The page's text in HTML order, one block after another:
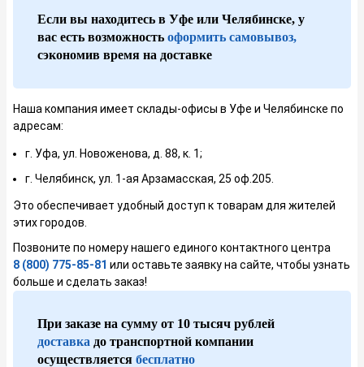
Наши усилия направлены не только на
производство вторичной плёнки, аналогичной
по свойствам и качеству первичному стрейчу,
гордимся своим делом и вкладом в
эффективное использование природных
ресурсов, путём переработки отходов стрейч-
пленку, полиэтилен, втулки)
Если вы находитесь в Уфе или Челябинске, у
вас есть возможность оформить самовывоз,
сэкономив время на доставке
Наша компания имеет склады-офисы в Уфе и Челябинске по
адресам:
г. Уфа, ул. Новоженова, д. 88, к. 1;
г. Челябинск, ул. 1-ая Арзамасская, 25 оф.205.
Это обеспечивает удобный доступ к товарам для жителей
этих городов.
Позвоните по номеру нашего единого контактного центра
8 (800) 775-85-81 или оставьте заявку на сайте, чтобы узнать
больше и сделать заказ!
При заказе на сумму от 10 тысяч рублей
доставка до транспортной компании
осуществляется бесплатно